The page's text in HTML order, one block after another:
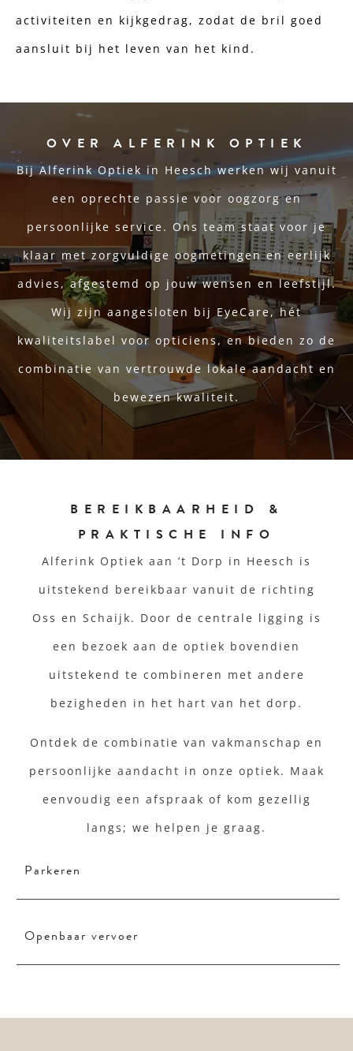
activiteiten en kijkgedrag, zodat de bril goed
aansluit bij het leven van het kind.
OVER ALFERINK OPTIEK
Bij Alferink Optiek in Heesch werken wij vanuit
een oprechte passie voor oogzorg en
persoonlijke service. Ons team staat voor je
klaar met zorgvuldige oogmetingen en eerlijk
advies, afgestemd op jouw wensen en leefstijl.
Wij zijn aangesloten bij EyeCare, hét
kwaliteitslabel voor opticiens, en bieden zo de
combinatie van vertrouwde lokale aandacht en
bewezen kwaliteit.
BEREIKBAARHEID &
PRAKTISCHE INFO
Alferink Optiek aan ’t Dorp in Heesch is
uitstekend bereikbaar vanuit de richting
Oss en Schaijk. Door de centrale ligging is
een bezoek aan de optiek bovendien
uitstekend te combineren met andere
bezigheden in het hart van het dorp.
Ontdek de combinatie van vakmanschap en
persoonlijke aandacht in onze optiek. Maak
eenvoudig een afspraak of kom gezellig
langs; we helpen je graag.
Parkeren
Openbaar vervoer